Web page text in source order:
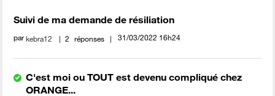
Suivi de ma demande de résiliation
parkebra12 2 réponses ‎31/03/2022 16h24
C'est moi ou TOUT est devenu compliqué chez
ORANGE...